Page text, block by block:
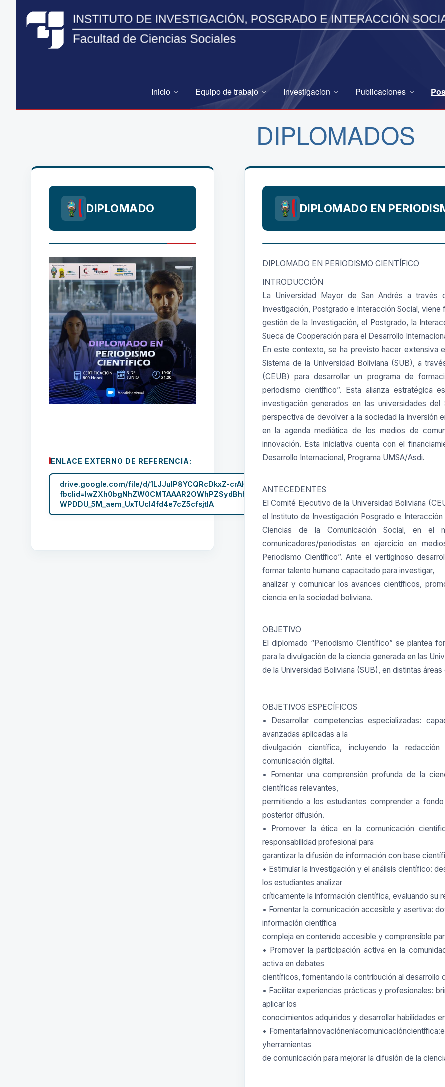
Inicio Equipo de trabajo Investigacion Publicaciones
DIPLOMADOS
DIPLOMADO
ENLACE EXTERNO DE REFERENCIA:
drive.google.com/file/d/1LJJulP8YCQRcDkxZ-crAHuI1_Md4v5mN/view?
fbclid=IwZXh0bgNhZW0CMTAAAR2OWhPZSydBhh2n7uUfsr6MJp742SRaehAEI3OzX2S86m8zHn-
WPDDU_5M_aem_UxTUcl4fd4e7cZ5cfsjtIA
DIPLOMADO EN
DIPLOMADO EN PERIODISMO CIENTÍFICO
INTRODUCCIÓN
La Universidad Mayor de San Andrés a través
Investigación, Postgrado e Interacción Social,
gestión de la Investigación, el Postgrado, la
Sueca de Cooperación para el Desarrollo
En este contexto, se ha previsto hacer extensiva
Sistema de la Universidad Boliviana (SUB), a
(CEUB) para desarrollar un programa de
periodismo científico”. Esta alianza estratégica
investigación generados en las universidades
perspectiva de devolver a la sociedad la inversión
en la agenda mediática de los medios de
innovación. Esta iniciativa cuenta con el
Desarrollo Internacional, Programa UMSA/Asdi.
ANTECEDENTES
El Comité Ejecutivo de la Universidad Boliviana
el Instituto de Investigación Posgrado e
Ciencias de la Comunicación Social, en el
comunicadores/periodistas en ejercicio en
Periodismo Científico”. Ante el vertiginoso
formar talento humano capacitado para investigar,
analizar y comunicar los avances científicos,
ciencia en la sociedad boliviana.
OBJETIVO
El diplomado “Periodismo Científico” se plantea
para la divulgación de la ciencia generada en las
de la Universidad Boliviana (SUB), en distintas
OBJETIVOS ESPECÍFICOS
• Desarrollar competencias especializadas:
avanzadas aplicadas a la
divulgación científica, incluyendo la
comunicación digital.
• Fomentar una comprensión profunda de la
científicas relevantes,
permitiendo a los estudiantes comprender a
posterior difusión.
• Promover la ética en la comunicación
responsabilidad profesional para
garantizar la difusión de información con base
• Estimular la investigación y el análisis científico:
los estudiantes analizar
críticamente la información científica, evaluando su
• Fomentar la comunicación accesible y asertiva:
información científica
compleja en contenido accesible y comprensible
• Promover la participación activa en la
activa en debates
científicos, fomentando la contribución al desarrollo
• Facilitar experiencias prácticas y profesionales:
aplicar los
conocimientos adquiridos y desarrollar habilidades
•
yherramientas
de comunicación para mejorar la difusión de la